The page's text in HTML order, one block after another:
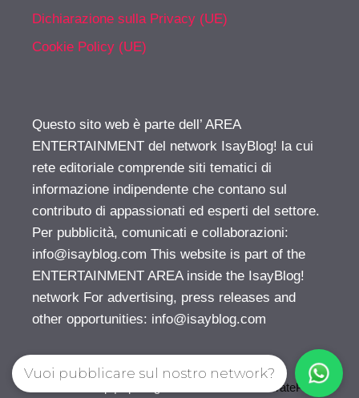
Dichiarazione sulla Privacy (UE)
Cookie Policy (UE)
Questo sito web è parte dell’ AREA
ENTERTAINMENT del network IsayBlog! la cui
rete editoriale comprende siti tematici di
informazione indipendente che contano sul
contributo di appassionati ed esperti del settore.
Per pubblicità, comunicati e collaborazioni:
info@isayblog.com This website is part of the
ENTERTAINMENT AREA inside the IsayBlog!
network For advertising, press releases and
other opportunities: info@isayblog.com
GeneratePress
Vuoi pubblicare sul nostro network?